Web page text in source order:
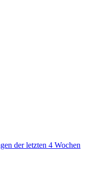
der letzten 4 Wochen